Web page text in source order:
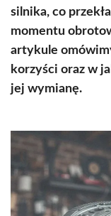
silnika, co
momentu
artykule
korzyści oraz w
jej wymianę.